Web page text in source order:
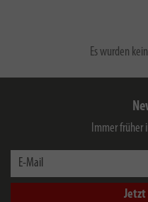
Es wurden
Immer früher
E-Mail
Jetzt